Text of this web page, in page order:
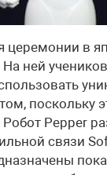
церемонии в
ней
поскольку
Pepper
связи